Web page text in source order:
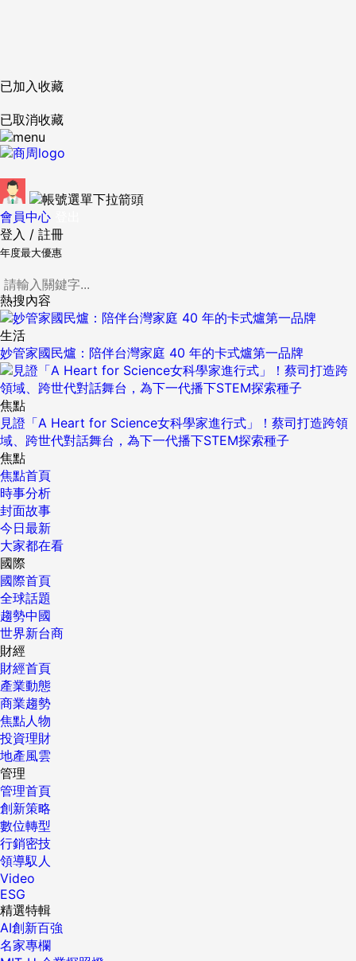
已加入收藏
已取消收藏
會員中心
登入 / 註冊
年度最大優惠
熱搜內容
生活
妙管家國民爐：陪伴台灣家庭 40 年的卡式爐第一品牌
焦點
見證「A Heart for Science女科學家進行式」！蔡司打造跨領
域、跨世代對話舞台，為下一代播下STEM探索種子
焦點
焦點首頁
時事分析
封面故事
今日最新
大家都在看
國際
國際首頁
全球話題
趨勢中國
世界新台商
財經
財經首頁
產業動態
商業趨勢
焦點人物
投資理財
地產風雲
管理
管理首頁
創新策略
數位轉型
行銷密技
領導馭人
Video
ESG
精選特輯
AI創新百強
名家專欄